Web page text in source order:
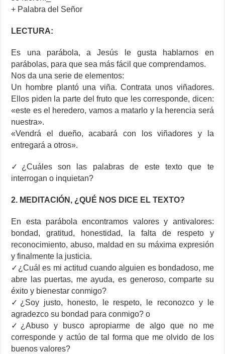
+ Palabra del Señor
LECTURA:
Es una parábola, a Jesús le gusta hablarnos en
parábolas, para que sea más fácil que comprendamos.
Nos da una serie de elementos:
Un hombre plantó una viña. Contrata unos viñadores.
Ellos piden la parte del fruto que les corresponde, dicen:
«este es el heredero, vamos a matarlo y la herencia será
nuestra».
«Vendrá el dueño, acabará con los viñadores y la
entregará a otros».
✓¿Cuáles son las palabras de este texto que te
interrogan o inquietan?
2. MEDITACIÓN, ¿QUÉ NOS DICE EL TEXTO?
En esta parábola encontramos valores y antivalores:
bondad, gratitud, honestidad, la falta de respeto y
reconocimiento, abuso, maldad en su máxima expresión
y finalmente la justicia.
✓¿Cuál es mi actitud cuando alguien es bondadoso, me
abre las puertas, me ayuda, es generoso, comparte su
éxito y bienestar conmigo?
✓¿Soy justo, honesto, le respeto, le reconozco y le
agradezco su bondad para conmigo? o
✓¿Abuso y busco apropiarme de algo que no me
corresponde y actúo de tal forma que me olvido de los
buenos valores?